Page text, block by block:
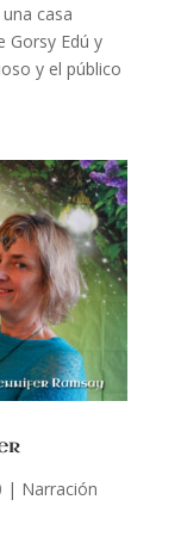
casa
Gorsy Edú y
y el público
| Narración